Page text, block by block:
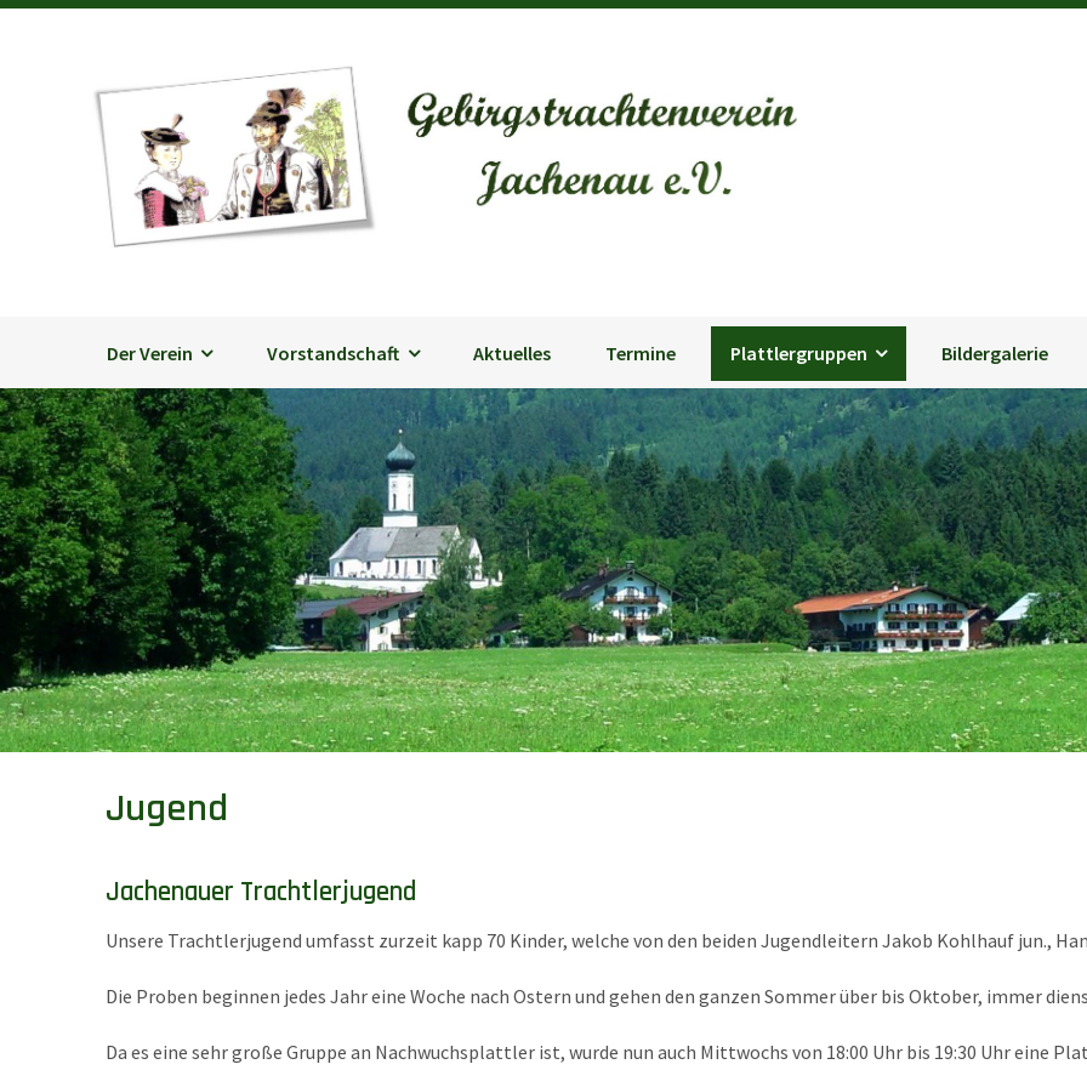
Der Verein Vorstandschaft Aktuelles Termine Plattlergruppen Bildergalerie
Jugend
Jachenauer Trachtlerjugend
Unsere Trachtlerjugend umfasst zurzeit kapp 70 Kinder, welche von den beiden Jugendleitern Jakob Kohlhauf jun.,
Die Proben beginnen jedes Jahr eine Woche nach Ostern und gehen den ganzen Sommer über bis Oktober, immer
Da es eine sehr große Gruppe an Nachwuchsplattler ist, wurde nun auch Mittwochs von 18:00 Uhr bis 19:30 Uhr eine